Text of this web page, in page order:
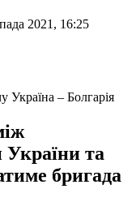
2021, 16:25
Україна – Болгарія
України та
бригада